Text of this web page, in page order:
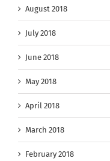
August 2018
July 2018
June 2018
May 2018
April 2018
March 2018
February 2018